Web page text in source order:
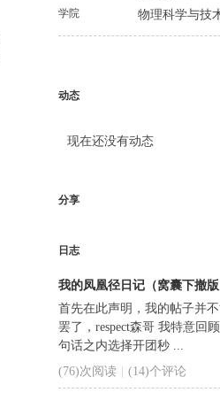
学院 物理科学与技
动态
现在还没有动态
分享
日志
我的凤凰径日记（窝囊下撤
首先在此声明，我的帖子并
罢了，respect森哥 我特意回
句话之内选择开团秒 ...
(76)次阅读 | (14)个评论